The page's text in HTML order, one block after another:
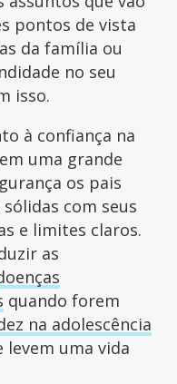
pontos de vista
da família ou
no seu
isso.
à confiança na
uma grande
os pais
com seus
e limites claros.
as
quando forem
na adolescência
uma vida